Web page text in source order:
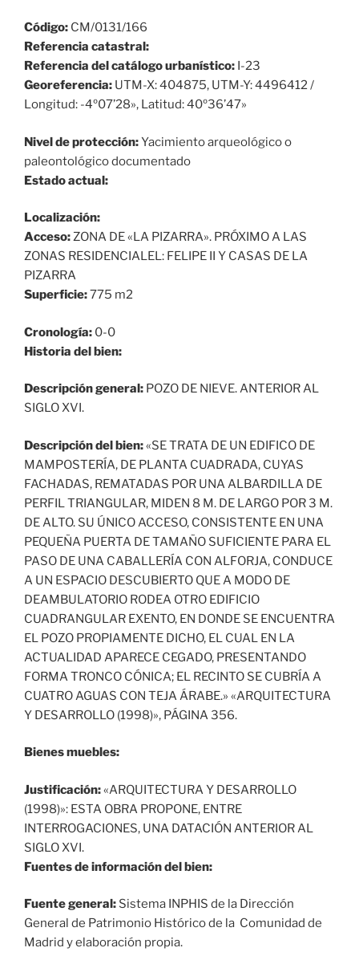
Código: CM/0131/166
Referencia catastral:
Referencia del catálogo urbanístico: I-23
Georeferencia: UTM-X: 404875, UTM-Y: 4496412 /
Longitud: -4º07’28», Latitud: 40º36’47»
Nivel de protección:Yacimiento arqueológico o
paleontológico documentado
Estado actual:
Localización:
Acceso:ZONA DE «LA PIZARRA». PRÓXIMO A LAS
ZONAS RESIDENCIALEL: FELIPE II Y CASAS DE LA
PIZARRA
Superficie:775 m2
Cronología: 0-0
Historia del bien:
Descripción general: POZO DE NIEVE. ANTERIOR AL
SIGLO XVI.
Descripción del bien:«SE TRATA DE UN EDIFICO DE
MAMPOSTERÍA, DE PLANTA CUADRADA, CUYAS
FACHADAS, REMATADAS POR UNA ALBARDILLA DE
PERFIL TRIANGULAR, MIDEN 8 M. DE LARGO POR 3 M.
DE ALTO. SU ÚNICO ACCESO, CONSISTENTE EN UNA
PEQUEÑA PUERTA DE TAMAÑO SUFICIENTE PARA EL
PASO DE UNA CABALLERÍA CON ALFORJA, CONDUCE
A UN ESPACIO DESCUBIERTO QUE A MODO DE
DEAMBULATORIO RODEA OTRO EDIFICIO
CUADRANGULAR EXENTO, EN DONDE SE ENCUENTRA
EL POZO PROPIAMENTE DICHO, EL CUAL EN LA
ACTUALIDAD APARECE CEGADO, PRESENTANDO
FORMA TRONCO CÓNICA; EL RECINTO SE CUBRÍA A
CUATRO AGUAS CON TEJA ÁRABE.» «ARQUITECTURA
Y DESARROLLO (1998)», PÁGINA 356.
Bienes muebles:
Justificación:«ARQUITECTURA Y DESARROLLO
(1998)»: ESTA OBRA PROPONE, ENTRE
INTERROGACIONES, UNA DATACIÓN ANTERIOR AL
SIGLO XVI.
Fuentes de información del bien:
Fuente general: Sistema INPHIS de la Dirección
General de Patrimonio Histórico de la Comunidad de
Madrid y elaboración propia.